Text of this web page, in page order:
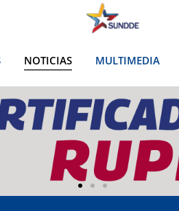
NOTICIAS MULTIMEDIA